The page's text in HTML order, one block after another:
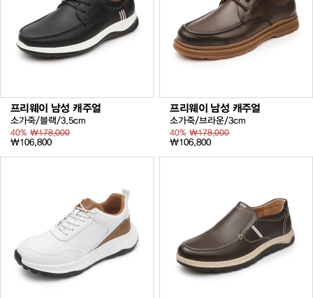
프리웨이 남성 캐주얼
소가죽/블랙/3.5cm
40% ₩178,000
₩106,800
프리웨이 남성 캐주얼
소가죽/브라운/3cm
40%₩178,000
₩106,800